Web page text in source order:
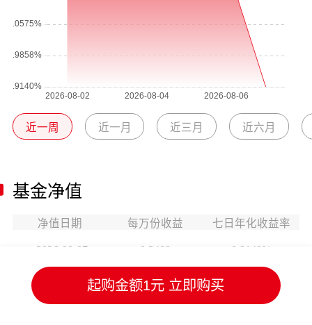
近一周 近一月 近三月 近六月
基金净值
净值日期 每万份收益 七日年化收益率
2026-08-07 0.2408 0.9140%
2026-08-06 0.2486
起购金额1元 立即购买